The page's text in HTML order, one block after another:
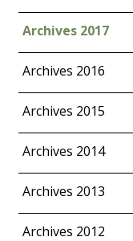
Archives 2017
Archives 2016
Archives 2015
Archives 2014
Archives 2013
Archives 2012